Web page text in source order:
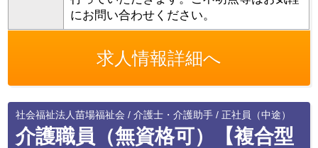
にお問い合わせください。
求人情報詳細へ
社会福祉法人苗場福祉会 / 介護士・介護助手 / 正社員（中途）
介護職員（無資格可）【複合型